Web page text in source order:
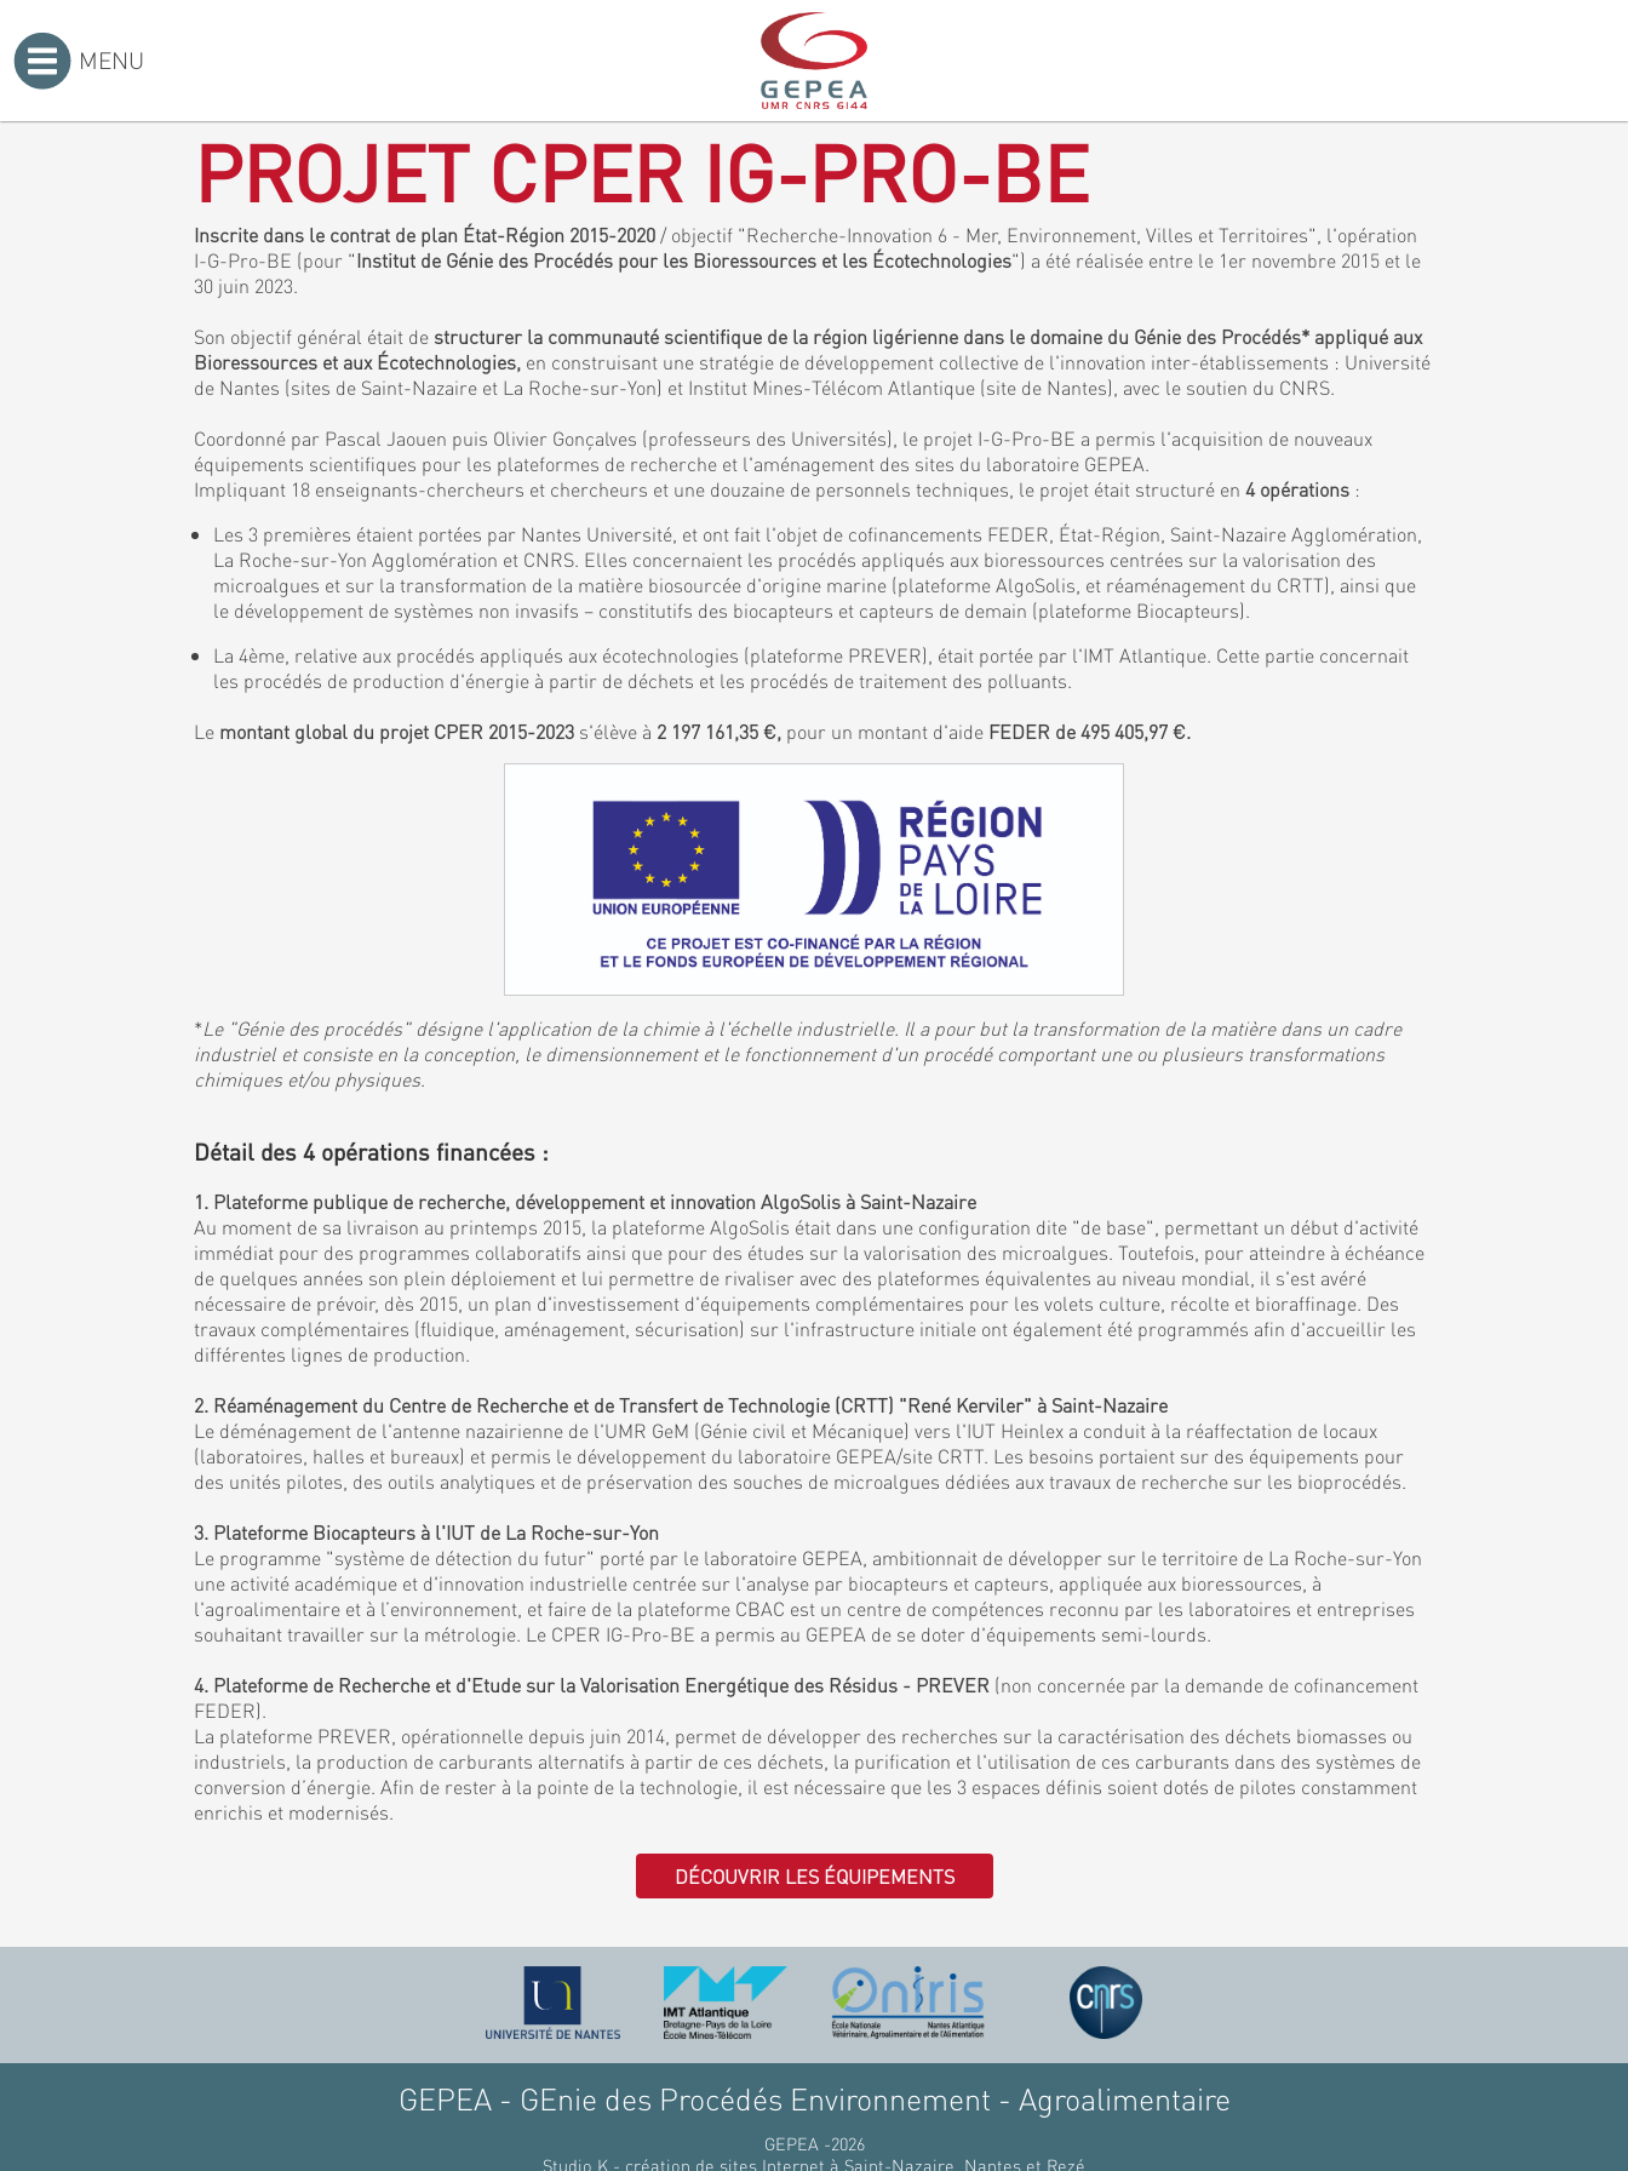
MENU
PROJET CPER IG-PRO-BE
Inscrite dans le contrat de plan État-Région 2015-2020 / objectif "Recherche-Innovation 6 - Mer, Environnement, Villes et Territoires", l'opération
I-G-Pro-BE (pour "Institut de Génie des Procédés pour les Bioressources et les Écotechnologies") a été réalisée entre le 1er novembre 2015 et le
30 juin 2023.
Son objectif général était de structurer la communauté scientifique de la région ligérienne dans le domaine du Génie des Procédés* appliqué aux
Bioressources et aux Écotechnologies, en construisant une stratégie de développement collective de l'innovation inter-établissements : Université
de Nantes (sites de Saint-Nazaire et La Roche-sur-Yon) et Institut Mines-Télécom Atlantique (site de Nantes), avec le soutien du CNRS.
Coordonné par Pascal Jaouen puis Olivier Gonçalves (professeurs des Universités), le projet I-G-Pro-BE a permis l'acquisition de nouveaux
équipements scientifiques pour les plateformes de recherche et l'aménagement des sites du laboratoire GEPEA.
Impliquant 18 enseignants-chercheurs et chercheurs et une douzaine de personnels techniques, le projet était structuré en 4 opérations :
Les 3 premières étaient portées par Nantes Université, et ont fait l'objet de cofinancements FEDER, État-Région, Saint-Nazaire Agglomération,
La Roche-sur-Yon Agglomération et CNRS. Elles concernaient les procédés appliqués aux bioressources centrées sur la valorisation des
microalgues et sur la transformation de la matière biosourcée d'origine marine (plateforme AlgoSolis, et réaménagement du CRTT), ainsi que
le développement de systèmes non invasifs – constitutifs des biocapteurs et capteurs de demain (plateforme Biocapteurs).
La 4ème, relative aux procédés appliqués aux écotechnologies (plateforme PREVER), était portée par l'IMT Atlantique. Cette partie concernait
les procédés de production d'énergie à partir de déchets et les procédés de traitement des polluants.
Le montant global du projet CPER 2015-2023 s'élève à 2 197 161,35 €, pour un montant d'aide FEDER de 495 405,97 €.
*Le "Génie des procédés" désigne l'application de la chimie à l'échelle industrielle. Il a pour but la transformation de la matière dans un cadre
industriel et consiste en la conception, le dimensionnement et le fonctionnement d'un procédé comportant une ou plusieurs transformations
chimiques et/ou physiques.
Détail des 4 opérations financées :
1. Plateforme publique de recherche, développement et innovation AlgoSolis à Saint-Nazaire
Au moment de sa livraison au printemps 2015, la plateforme AlgoSolis était dans une configuration dite "de base", permettant un début d'activité
immédiat pour des programmes collaboratifs ainsi que pour des études sur la valorisation des microalgues. Toutefois, pour atteindre à échéance
de quelques années son plein déploiement et lui permettre de rivaliser avec des plateformes équivalentes au niveau mondial, il s'est avéré
nécessaire de prévoir, dès 2015, un plan d'investissement d'équipements complémentaires pour les volets culture, récolte et bioraffinage. Des
travaux complémentaires (fluidique, aménagement, sécurisation) sur l'infrastructure initiale ont également été programmés afin d'accueillir les
différentes lignes de production.
2. Réaménagement du Centre de Recherche et de Transfert de Technologie (CRTT) "René Kerviler" à Saint-Nazaire
Le déménagement de l'antenne nazairienne de l'UMR GeM (Génie civil et Mécanique) vers l'IUT Heinlex a conduit à la réaffectation de locaux
(laboratoires, halles et bureaux) et permis le développement du laboratoire GEPEA/site CRTT. Les besoins portaient sur des équipements pour
des unités pilotes, des outils analytiques et de préservation des souches de microalgues dédiées aux travaux de recherche sur les bioprocédés.
3. Plateforme Biocapteurs à l'IUT de La Roche-sur-Yon
Le programme "système de détection du futur" porté par le laboratoire GEPEA, ambitionnait de développer sur le territoire de La Roche-sur-Yon
une activité académique et d'innovation industrielle centrée sur l'analyse par biocapteurs et capteurs, appliquée aux bioressources, à
l'agroalimentaire et à l’environnement, et faire de la plateforme CBAC est un centre de compétences reconnu par les laboratoires et entreprises
souhaitant travailler sur la métrologie. Le CPER IG-Pro-BE a permis au GEPEA de se doter d'équipements semi-lourds.
4. Plateforme de Recherche et d'Etude sur la Valorisation Energétique des Résidus - PREVER (non concernée par la demande de cofinancement
FEDER).
La plateforme PREVER, opérationnelle depuis juin 2014, permet de développer des recherches sur la caractérisation des déchets biomasses ou
industriels, la production de carburants alternatifs à partir de ces déchets, la purification et l'utilisation de ces carburants dans des systèmes de
conversion d’énergie. Afin de rester à la pointe de la technologie, il est nécessaire que les 3 espaces définis soient dotés de pilotes constamment
enrichis et modernisés.
DÉCOUVRIR LES ÉQUIPEMENTS
GEPEA - GEnie des Procédés Environnement - Agroalimentaire
GEPEA -2026
Studio K - création de sites Internet à Saint-Nazaire, Nantes et Rezé